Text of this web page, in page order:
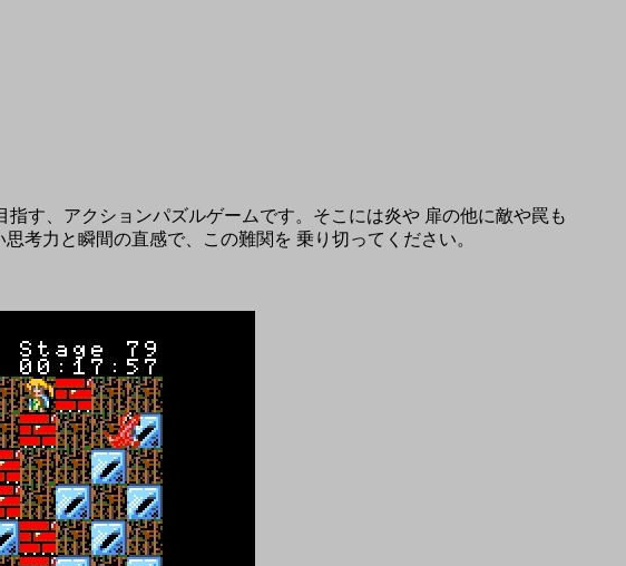
す、アクションパズルゲームです。そこには炎や 扉の他に敵や罠も
考力と瞬間の直感で、この難関を 乗り切ってください。